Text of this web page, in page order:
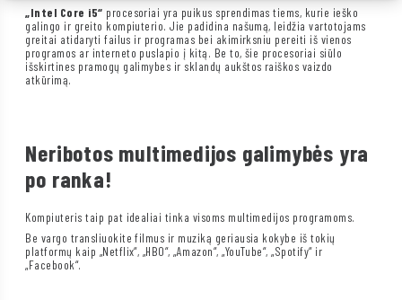
„Intel Core i5“ procesoriai yra puikus sprendimas tiems, kurie ieško
galingo ir greito kompiuterio. Jie padidina našumą, leidžia vartotojams
greitai atidaryti failus ir programas bei akimirksniu pereiti iš vienos
programos ar interneto puslapio į kitą. Be to, šie procesoriai siūlo
išskirtines pramogų galimybes ir sklandų aukštos raiškos vaizdo
atkūrimą.
Neribotos multimedijos galimybės yra
po ranka!
Kompiuteris taip pat idealiai tinka visoms multimedijos programoms.
Be vargo transliuokite filmus ir muziką geriausia kokybe iš tokių
platformų kaip „Netflix“, „HBO“, „Amazon“, „YouTube“, „Spotify“ ir
„Facebook“.